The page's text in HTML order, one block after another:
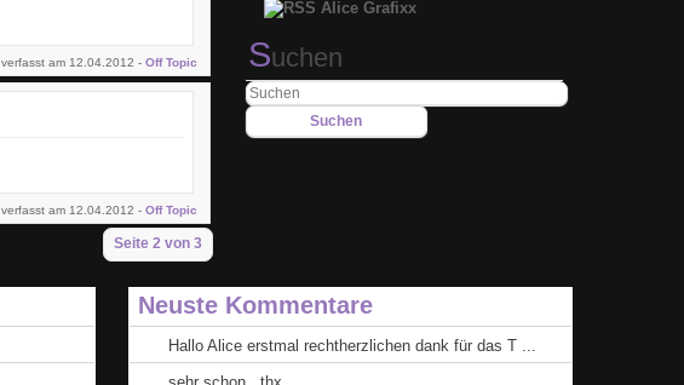
verfasst am 12.04.2012 - Off Topic
verfasst am 12.04.2012 - Off Topic
Seite 2 von 3
Suchen
Neuste Kommentare
Hallo Alice erstmal rechtherzlichen dank für das T ...